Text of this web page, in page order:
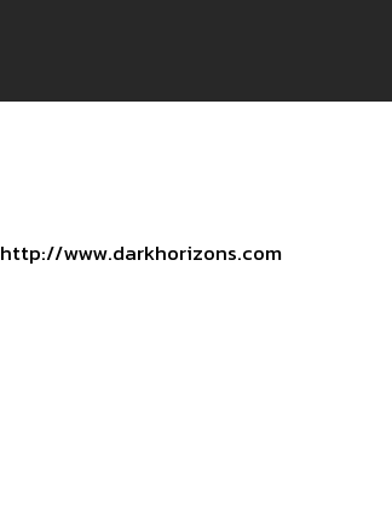
http://www.darkhorizons.com